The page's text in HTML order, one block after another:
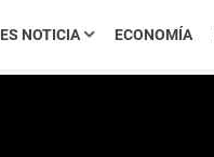
ES NOTICIA ECONOMÍA